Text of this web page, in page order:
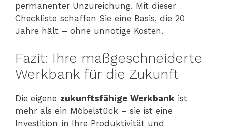
permanenter Unzureichung. Mit dieser
Checkliste schaffen Sie eine Basis, die 20
Jahre hält – ohne unnötige Kosten.
Fazit: Ihre maßgeschneiderte
Werkbank für die Zukunft
Die eigene zukunftsfähige Werkbank ist
mehr als ein Möbelstück – sie ist eine
Investition in Ihre Produktivität und